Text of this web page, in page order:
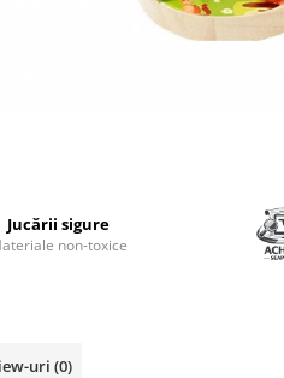
Jucării sigure
non-toxice
uri (0)